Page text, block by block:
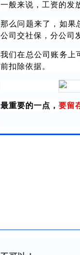
一般来说，工资的发
那么问题来了，如果
公司交社保，分公司
我们在总公司账务上
前扣除依据。
最重要的一点， 要留